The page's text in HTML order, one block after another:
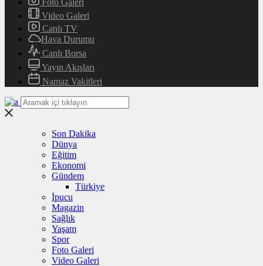
Foto Galeri
Video Galeri
Canlı TV
Hava Durumu
Canlı Borsa
Yayın Akışları
Namaz Vakitleri
Son Dakika
Dünya
Eğitim
Ekonomi
Gündem
Türkiye
İpucu
Magazin
Sağlık
Yaşam
Spor
Foto Galeri
Video Galeri